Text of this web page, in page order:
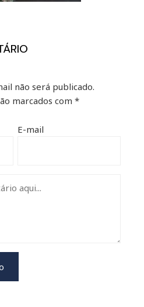
não será publicado.
marcados com *
E-mail